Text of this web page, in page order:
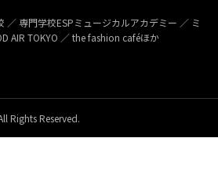
／ 専門学校ESPミュージカルアカデミー ／ ミ
AIR TOKYO ／ the fashion caféほか
Rights Reserved.